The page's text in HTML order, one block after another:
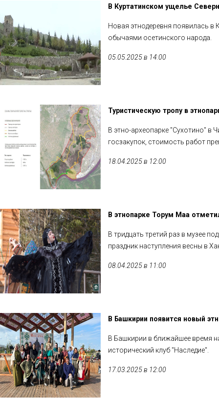
В Куртатинском ущелье
Новая этнодеревня появилась в
обычаями осетинского народа.
05.05.2025 в 14:00
Туристическую тропу в
В этно-археопарке "Сухотино" в
госзакупок, стоимость работ
18.04.2025 в 12:00
В этнопарке Торум Маа
В тридцать третий раз в музее
праздник наступления весны в
08.04.2025 в 11:00
В Башкирии появится новый
В Башкирии в ближайшее время
исторический клуб "Наследие".
17.03.2025 в 12:00